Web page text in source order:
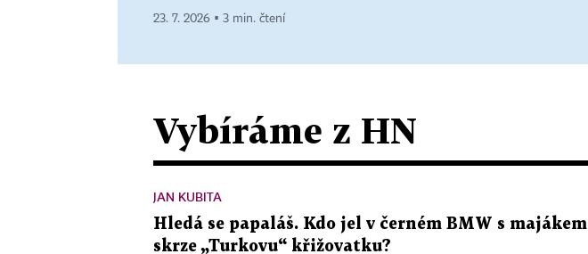
23. 7. 2026 ▪ 3 min. čtení
Vybíráme z HN
JAN KUBITA
Hledá se papaláš. Kdo jel v černém BMW s majákem
skrze „Turkovu“ křižovatku?